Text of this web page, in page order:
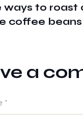
ways to roast
coffee beans
a